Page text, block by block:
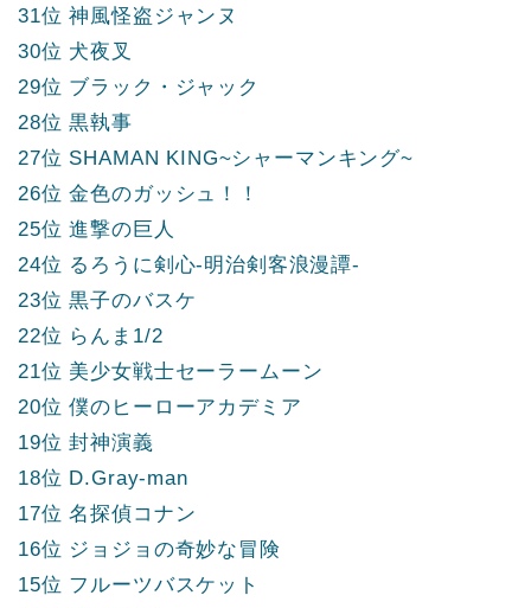
31位 神風怪盗ジャンヌ
30位 犬夜叉
29位 ブラック・ジャック
28位 黒執事
27位 SHAMAN KING~シャーマンキング~
26位 金色のガッシュ！！
25位 進撃の巨人
24位 るろうに剣心-明治剣客浪漫譚-
23位 黒子のバスケ
22位 らんま1/2
21位 美少女戦士セーラームーン
20位 僕のヒーローアカデミア
19位 封神演義
18位 D.Gray-man
17位 名探偵コナン
16位 ジョジョの奇妙な冒険
15位 フルーツバスケット